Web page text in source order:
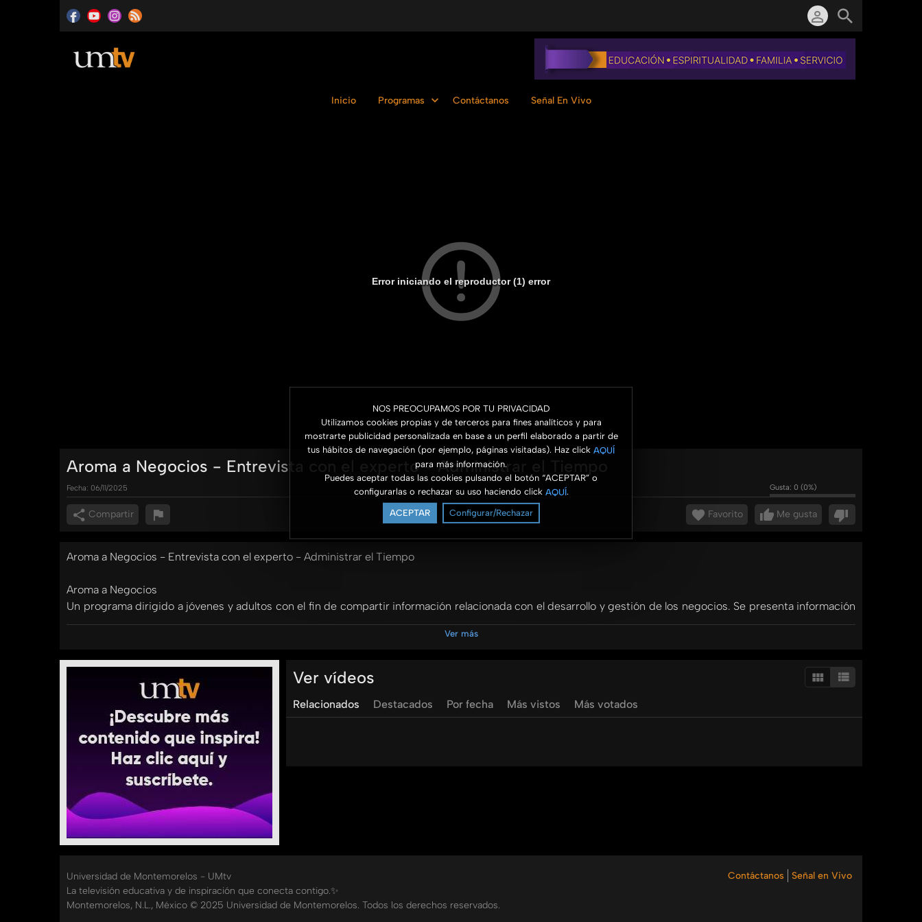
NOS PREOCUPAMOS POR TU PRIVACIDAD
Utilizamos cookies propias y de terceros para fines analíticos y para
mostrarte publicidad personalizada en base a un perfil elaborado a partir de
tus hábitos de navegación (por ejemplo, páginas visitadas). Haz click AQUÍ
para más información.
Puedes aceptar todas las cookies pulsando el botón “ACEPTAR” o
configurarlas o rechazar su uso haciendo click AQUÍ.
ACEPTAR Configurar/Rechazar
Inicio Programas Contáctanos Señal En Vivo
Error iniciando el reproductor (1) error
Aroma a Negocios - Entrevista con el experto - Administrar el Tiempo
Fecha: 06/11/2025 Gusta: 0 (0%)
Compartir Me gusta
Favorito
Aroma a Negocios - Entrevista con el experto - Administrar el Tiempo
Aroma a Negocios
Un programa dirigido a jóvenes y adultos con el fin de compartir información relacionada con el desarrollo y gestión de los negocios. Se presenta información
profesional con un enfoque práctico y para ser aterrizado en las organizaciones.
nuestra agenda y dar prioridades a las actividades.
#AromaANegocios #UMtv #FACEJ
Categorías:
universidad de montemorelos
Ver más
Ver vídeos
Relacionados Destacados Por fecha Más vistos Más votados
Contáctanos Señal en Vivo
Universidad de Montemorelos - UMtv
La televisión educativa y de inspiración que conecta contigo.✨
Montemorelos, N.L., México © 2025 Universidad de Montemorelos. Todos los derechos reservados.